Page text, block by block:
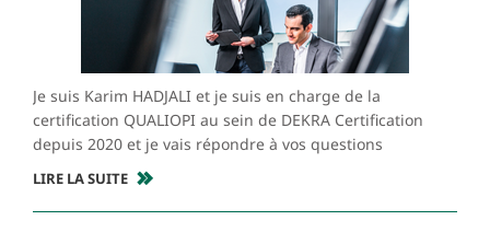
Je suis Karim HADJALI et je suis en charge de la
certification QUALIOPI au sein de DEKRA Certification
depuis 2020 et je vais répondre à vos questions
LIRE LA SUITE